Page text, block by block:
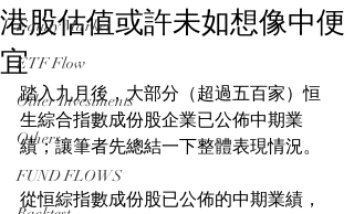
Equity Market
ETF Flow
Other Investments
Others
FUND FLOWS
港股估值或許未如想像中便
宜
踏入九月後，大部分（超過五百家）恒
生綜合指數成份股企業已公佈中期業
績；讓筆者先總結一下整體表現情況。
從恒綜指數成份股已公佈的中期業績，